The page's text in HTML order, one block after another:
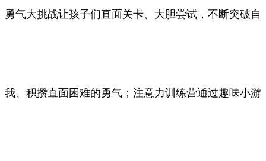
勇气大挑战让孩子们直面关卡、大胆尝试，不断突破自
我、积攒直面困难的勇气；注意力训练营通过趣味小游